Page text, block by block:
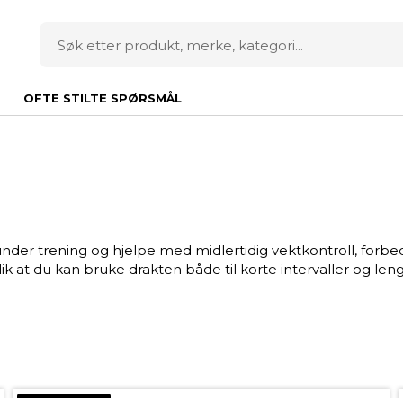
OFTE STILTE SPØRSMÅL
trening og hjelpe med midlertidig vektkontroll,
at du kan bruke drakten både til korte intervaller og